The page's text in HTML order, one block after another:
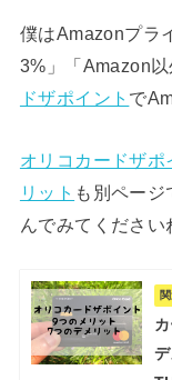
僕はAmazonプラ
3%」「Amazon
ドザポイント で
オリコカードザポ
リット も別ペー
んでみてください